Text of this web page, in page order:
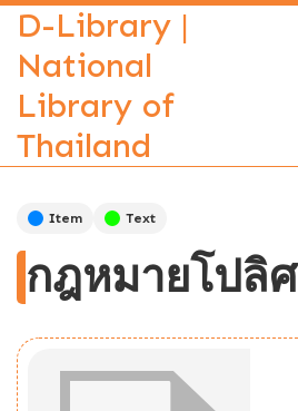
D-Library |
National
Library of
Thailand
Item Text
กฎหมายโปลิศ